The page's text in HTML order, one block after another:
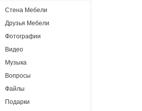
Стена Мебели
Друзья Мебели
Фотографии
Видео
Музыка
Вопросы
Файлы
Подарки